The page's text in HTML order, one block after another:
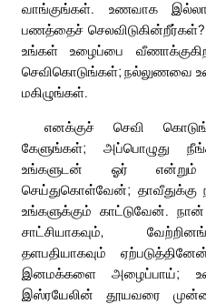
வாங்குங்கள். உணவாக
பணத்தைச்
உங்கள் உழைப்பை
செவிகொடுங்கள்; நல்லுணவை
மகிழுங்கள்.
எனக்குச் செவி
கேளுங்கள்; அப்பொழுது
உங்களுடன் ஓர் என்றும்
செய்துகொள்வேன்; தாவீதுக்கு
உங்களுக்கும் காட்டுவேன்.
சாட்சியாகவும்,
தளபதியாகவும்
இனமக்களை அழைப்பாய்;
இஸ்ரயேலின் தூயவரை